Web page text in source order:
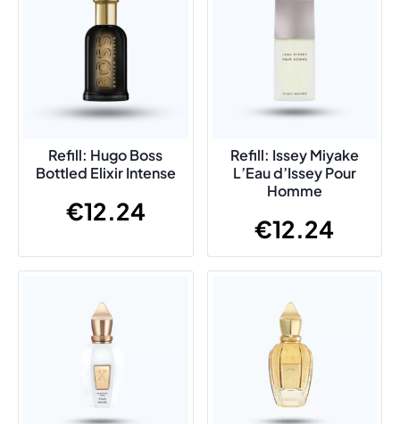
Refill: Hugo Boss
Bottled Elixir Intense
€12.24
Refill: Issey Miyake
L’Eau d’Issey Pour
Homme
€12.24